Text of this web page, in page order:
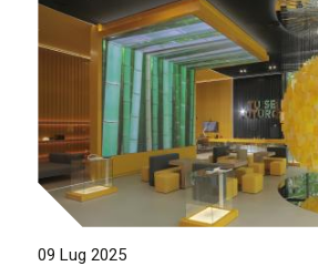
09 Lug 2025